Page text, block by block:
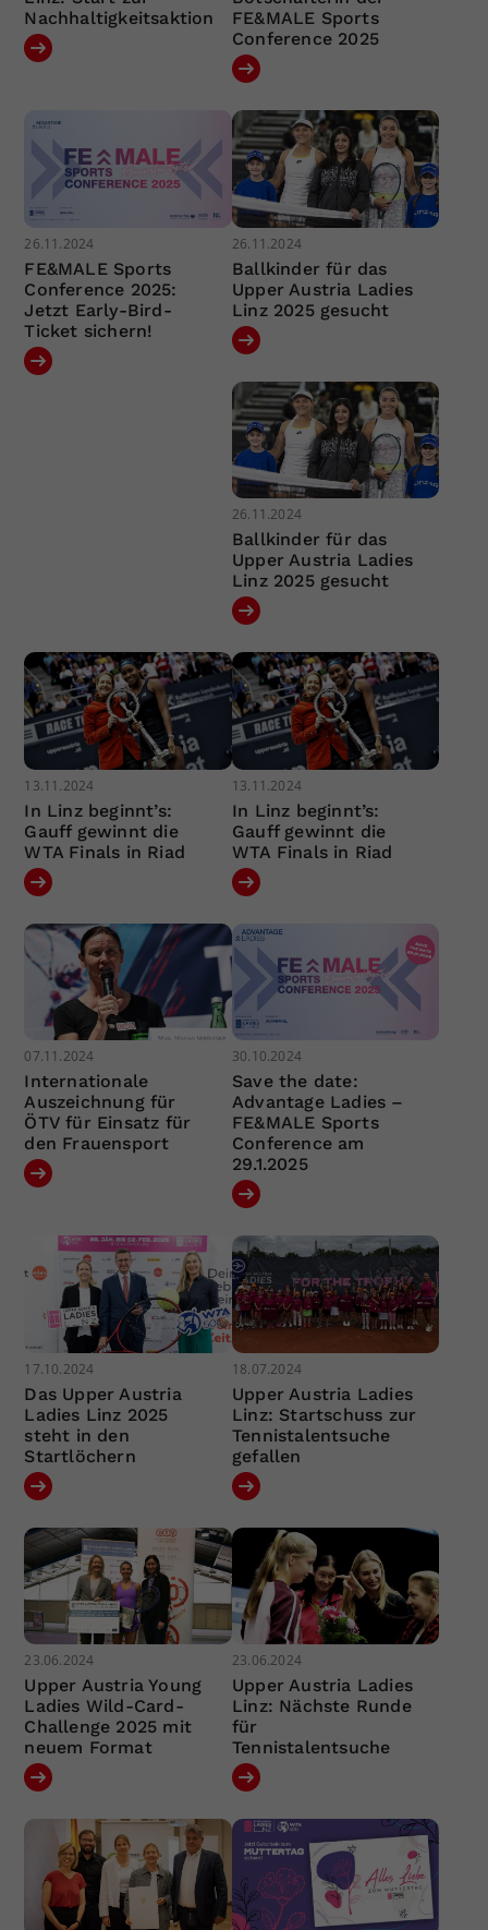
Nachhaltigkeitsaktion
FE&MALE Sports
Conference 2025
26.11.2024
FE&MALE Sports
Conference 2025:
Jetzt Early-Bird-
Ticket sichern!
26.11.2024
Ballkinder für das
Upper Austria Ladies
Linz 2025 gesucht
26.11.2024
Ballkinder für das
Upper Austria Ladies
Linz 2025 gesucht
13.11.2024
In Linz beginnt’s:
Gauff gewinnt die
WTA Finals in Riad
13.11.2024
In Linz beginnt’s:
Gauff gewinnt die
WTA Finals in Riad
07.11.2024
Internationale
Auszeichnung für
ÖTV für Einsatz für
den Frauensport
30.10.2024
Save the date:
Advantage Ladies –
FE&MALE Sports
Conference am
29.1.2025
17.10.2024
Das Upper Austria
Ladies Linz 2025
steht in den
Startlöchern
18.07.2024
Upper Austria Ladies
Linz: Startschuss zur
Tennistalentsuche
gefallen
23.06.2024
Upper Austria Young
Ladies Wild-Card-
Challenge 2025 mit
neuem Format
23.06.2024
Upper Austria Ladies
Linz: Nächste Runde
für
Tennistalentsuche